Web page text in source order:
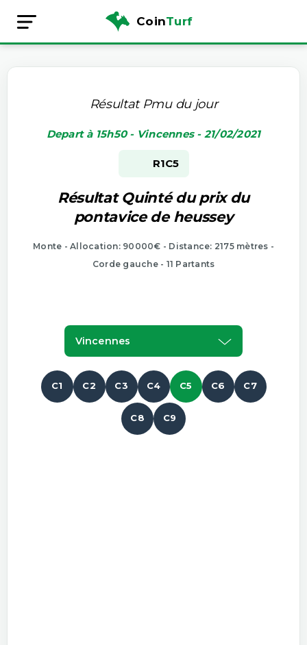
CoinTurf
Résultat Pmu du jour
Depart à 15h50 - Vincennes - 21/02/2021
R1C5
Résultat Quinté du prix du
pontavice de heussey
Monte - Allocation: 90000€ - Distance: 2175 mètres -
Corde gauche - 11 Partants
Vincennes
C1 C2 C3 C4 C5 C6 C7
C8 C9